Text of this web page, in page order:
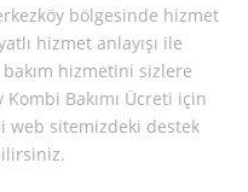
bölgesinde hizmet
hizmet anlayışı ile
hizmetini sizlere
Bakımı Ücreti için
web sitemizdeki destek